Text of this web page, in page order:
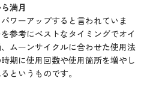
満月
ワーアップすると言われていま
参考にベストなタイミングでオイ
ムーンサイクルに合わせた使用法
期に使用回数や使用箇所を増やし
というものです。